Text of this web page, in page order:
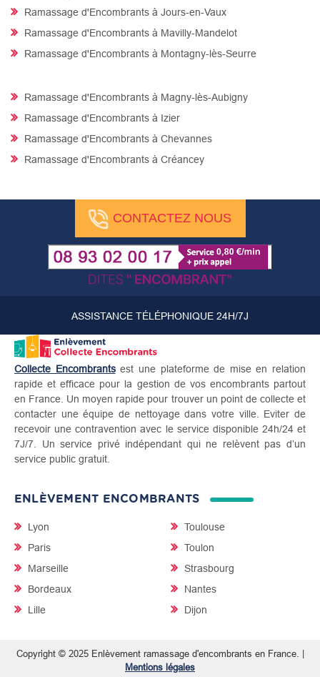
Ramassage d'Encombrants à Jours-en-Vaux
Ramassage d'Encombrants à Mavilly-Mandelot
Ramassage d'Encombrants à Montagny-lès-Seurre
Ramassage d'Encombrants à Magny-lès-Aubigny
Ramassage d'Encombrants à Izier
Ramassage d'Encombrants à Chevannes
Ramassage d'Encombrants à Créancey
CONTACTEZ NOUS
ASSISTANCE TÉLÉPHONIQUE 24H/7J
Collecte Encombrantsest une plateforme de mise en relation
rapide et efficace pour la gestion de vos encombrants partout
en France. Un moyen rapide pour trouver un point de collecte et
contacter une équipe de nettoyage dans votre ville. Eviter de
recevoir une contravention avec le service disponible 24h/24 et
7J/7. Un service privé indépendant qui ne relèvent pas d’un
service public gratuit.
ENLÈVEMENT ENCOMBRANTS
Lyon
Paris
Marseille
Bordeaux
Lille
Toulouse
Toulon
Strasbourg
Nantes
Dijon
Copyright © 2025 Enlèvement ramassage d'encombrants en France. |
Mentions légales